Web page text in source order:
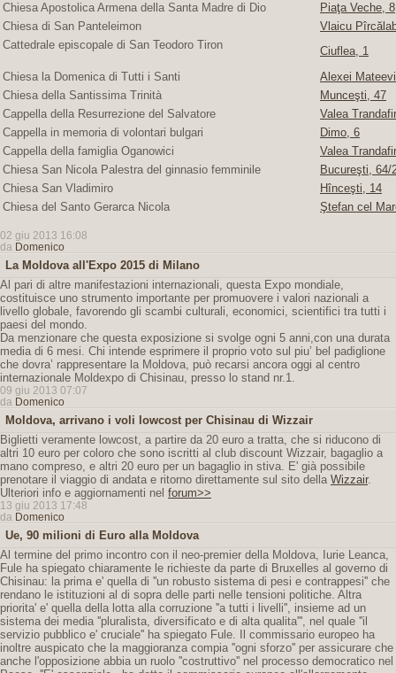
Chiesa Apostolica Armena della Santa Madre di Dio
Piaţa Veche, 8
Chiesa di San Panteleimon
Vlaicu
Cattedrale episcopale di San Teodoro Tiron
Ciuflea, 1
Chiesa la Domenica di Tutti i Santi
Alexei
Chiesa della Santissima Trinità
Munceşti, 47
Cappella della Resurrezione del Salvatore
Valea
Cappella in memoria di volontari bulgari
Dimo, 6
Cappella della famiglia Oganowici
Valea
Chiesa San Nicola Palestra del ginnasio femminile
Bucureşti, 64/
Chiesa San Vladimiro
Hînceşti, 14
Chiesa del Santo Gerarca Nicola
Ştefan cel
02 giu 2013 16:08
da Domenico
La Moldova all'Expo 2015 di Milano
Al pari di altre manifestazioni internazionali, questa Expo mondiale,
costituisce uno strumento importante per promuovere i valori nazionali a
livello globale, favorendo gli scambi culturali, economici, scientifici tra tutti i
paesi del mondo.
Da menzionare che questa exposizione si svolge ogni 5 anni,con una durata
media di 6 mesi. Chi intende esprimere il proprio voto sul piu’ bel padiglione
che dovra’ rappresentare la Moldova, può recarsi ancora oggi al centro
internazionale Moldexpo di Chisinau, presso lo stand nr.1.
09 giu 2013 07:07
da Domenico
Moldova, arrivano i voli lowcost per Chisinau di Wizzair
Biglietti veramente lowcost, a partire da 20 euro a tratta, che si riducono di
altri 10 euro per coloro che sono iscritti al club discount Wizzair, bagaglio a
mano compreso, e altri 20 euro per un bagaglio in stiva. E' già possibile
prenotare il viaggio di andata e ritorno direttamente sul sito della Wizzair.
Ulteriori info e aggiornamenti nel forum>>
13 giu 2013 17:48
da Domenico
Ue, 90 milioni di Euro alla Moldova
Al termine del primo incontro con il neo-premier della Moldova, Iurie Leanca,
Fule ha spiegato chiaramente le richieste da parte di Bruxelles al governo di
Chisinau: la prima e' quella di ''un robusto sistema di pesi e contrappesi'' che
rendano le istituzioni al di sopra delle parti nelle tensioni politiche. Altra
priorita' e' quella della lotta alla corruzione ''a tutti i livelli'', insieme ad un
sistema dei media ''pluralista, diversificato e di alta qualita''', nel quale ''il
servizio pubblico e' cruciale'' ha spiegato Fule. Il commissario europeo ha
inoltre auspicato che la maggioranza compia ''ogni sforzo'' per assicurare che
anche l'opposizione abbia un ruolo ''costruttivo'' nel processo democratico nel